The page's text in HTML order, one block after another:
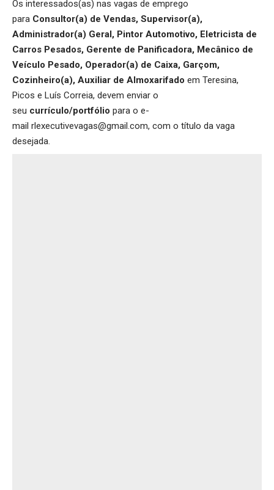
Os interessados(as) nas vagas de emprego
para Consultor(a) de Vendas, Supervisor(a),
Administrador(a) Geral, Pintor Automotivo, Eletricista de
Carros Pesados, Gerente de Panificadora, Mecânico de
Veículo Pesado, Operador(a) de Caixa, Garçom,
Cozinheiro(a), Auxiliar de Almoxarifado em Teresina,
Picos e Luís Correia, devem enviar o
seu currículo/portfólio para o e-
mail rlexecutivevagas@gmail.com, com o título da vaga
desejada.